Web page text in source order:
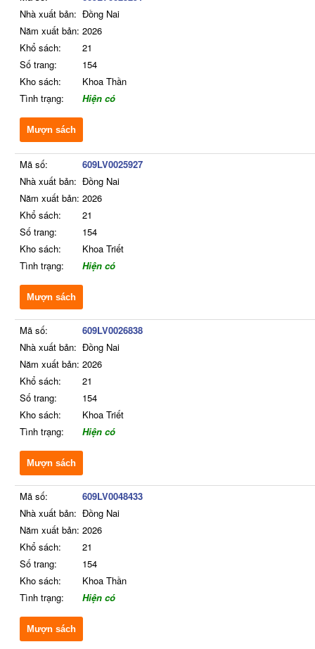
Nhà xuất bản: Đồng Nai
Năm xuất bản: 2026
Khổ sách:
21
Số trang:
154
Kho sách:
Khoa Thần
Tình trạng:
Hiện có
Mượn sách
Mã số:
609LV0025927
Nhà xuất bản: Đồng Nai
Năm xuất bản: 2026
Khổ sách:
21
Số trang:
154
Kho sách:
Khoa Triết
Tình trạng:
Hiện có
Mượn sách
Mã số:
609LV0026838
Nhà xuất bản: Đồng Nai
Năm xuất bản: 2026
Khổ sách:
21
Số trang:
154
Kho sách:
Khoa Triết
Tình trạng:
Hiện có
Mượn sách
Mã số:
609LV0048433
Nhà xuất bản: Đồng Nai
Năm xuất bản: 2026
Khổ sách:
21
Số trang:
154
Kho sách:
Khoa Thần
Tình trạng:
Hiện có
Mượn sách